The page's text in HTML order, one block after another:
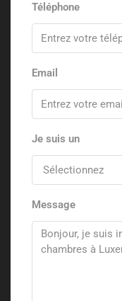
Téléphone
Email
Je suis un
Sélectionnez
Message